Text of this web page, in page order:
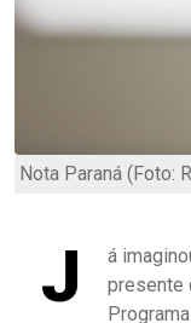
Nota Paraná (Foto:
J
á
presente